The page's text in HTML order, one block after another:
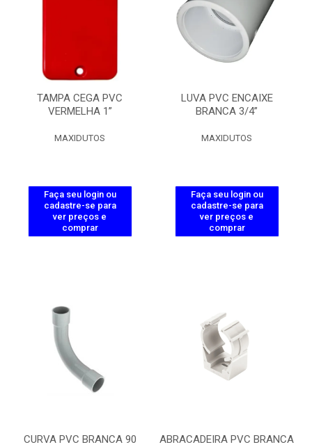
TAMPA CEGA PVC
VERMELHA 1”
MAXIDUTOS
Faça seu login ou
cadastre-se para
ver preços e
comprar
LUVA PVC ENCAIXE
BRANCA 3/4”
MAXIDUTOS
Faça seu login ou
cadastre-se para
ver preços e
comprar
CURVA PVC BRANCA 90
ABRACADEIRA PVC BRANCA